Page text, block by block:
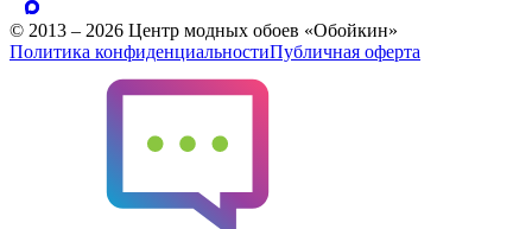
© 2013 – 2026 Центр модных обоев «Обойкин»
Политика конфиденциальностиПубличная оферта